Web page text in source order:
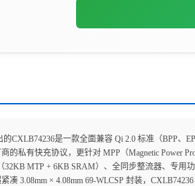
CXLB74236是一款全面兼容 Qi 2.0 标准（BPP、
的私有快充协议，更针对 MPP（Magnetic Power
32KB MTP + 6KB SRAM）、全同步整流器、专
凑 3.08mm × 4.08mm 69-WLCSP 封装，